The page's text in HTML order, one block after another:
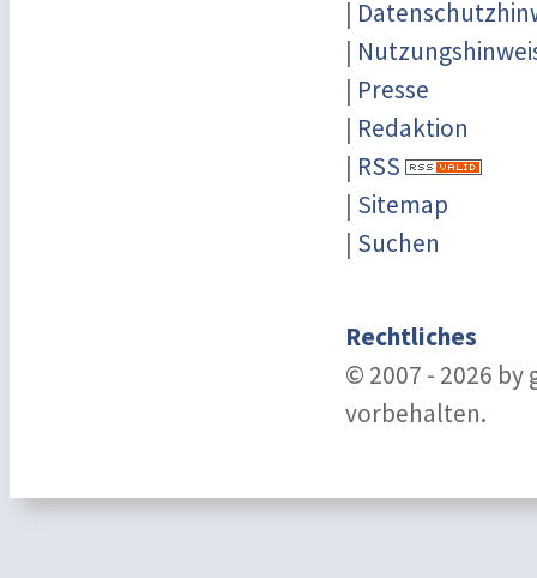
|
|
| Presse
| Redaktion
| RSS
| Sitemap
| Suchen
Rechtliches
© 2007 - 2026 by
vorbehalten.